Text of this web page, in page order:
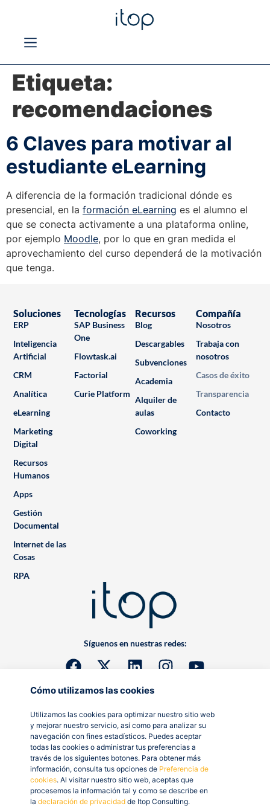
Cómo utilizamos las cookies
Utilizamos las cookies para optimizar nuestro sitio web
y mejorar nuestro servicio, así como para analizar su
navegación con fines estadísticos. Puedes aceptar
todas las cookies o administrar tus preferencias a
través de los siguientes botones. Para obtener más
información, consulta tus opciones de Preferencia de
cookies. Al visitar nuestro sitio web, aceptas que
procesemos la información tal y como se describe en
la declaración de privacidad de Itop Consulting.
Etiqueta:
recomendaciones
6 Claves para motivar al
estudiante eLearning
A diferencia de la formación tradicional dónde es
presencial, en la formación eLearning es el alumno el
que se conecta activamente a una plataforma online,
por ejemplo Moodle, por lo que en gran medida el
aprovechamiento del curso dependerá de la motivación
que tenga.
Síguenos en nuestras redes:
Soluciones
ERP
Inteligencia
Artificial
CRM
Analítica
eLearning
Marketing
Digital
Recursos
Humanos
Apps
Gestión
Documental
Internet de las
Cosas
RPA
Tecnologías
SAP Business
One
Flowtask.ai
Factorial
Curie Platform
Recursos
Blog
Descargables
Subvenciones
Academia
Alquiler de
aulas
Coworking
Compañía
Nosotros
Trabaja con
nosotros
Casos de éxito
Transparencia
Contacto